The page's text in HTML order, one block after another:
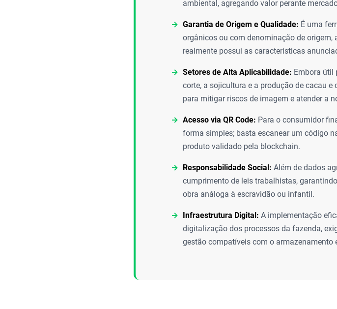
ambiental, agregando valor perante
Garantia de Origem e Qualidade: É uma
orgânicos ou com denominação de
realmente possui as características
Setores de Alta Aplicabilidade: Embora útil
corte, a sojicultura e a produção de cacau
para mitigar riscos de imagem e atender a
Acesso via QR Code: Para o consumidor
forma simples; basta escanear um código
produto validado pela blockchain.
Responsabilidade Social: Além de dados
cumprimento de leis trabalhistas,
obra análoga à escravidão ou infantil.
Infraestrutura Digital: A implementação
digitalização dos processos da fazenda,
gestão compatíveis com o armazenamento